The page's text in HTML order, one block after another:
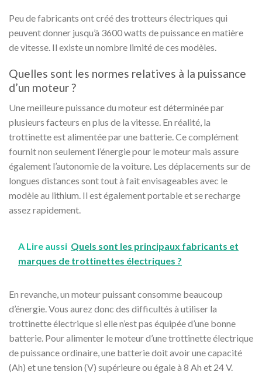
Peu de fabricants ont créé des trotteurs électriques qui
peuvent donner jusqu’à 3600 watts de puissance en matière
de vitesse. Il existe un nombre limité de ces modèles.
Quelles sont les normes relatives à la puissance
d’un moteur ?
Une meilleure puissance du moteur est déterminée par
plusieurs facteurs en plus de la vitesse. En réalité, la
trottinette est alimentée par une batterie. Ce complément
fournit non seulement l’énergie pour le moteur mais assure
également l’autonomie de la voiture. Les déplacements sur de
longues distances sont tout à fait envisageables avec le
modèle au lithium. Il est également portable et se recharge
assez rapidement.
A Lire aussi Quels sont les principaux fabricants et
marques de trottinettes électriques ?
En revanche, un moteur puissant consomme beaucoup
d’énergie. Vous aurez donc des difficultés à utiliser la
trottinette électrique si elle n’est pas équipée d’une bonne
batterie. Pour alimenter le moteur d’une trottinette électrique
de puissance ordinaire, une batterie doit avoir une capacité
(Ah) et une tension (V) supérieure ou égale à 8 Ah et 24 V.